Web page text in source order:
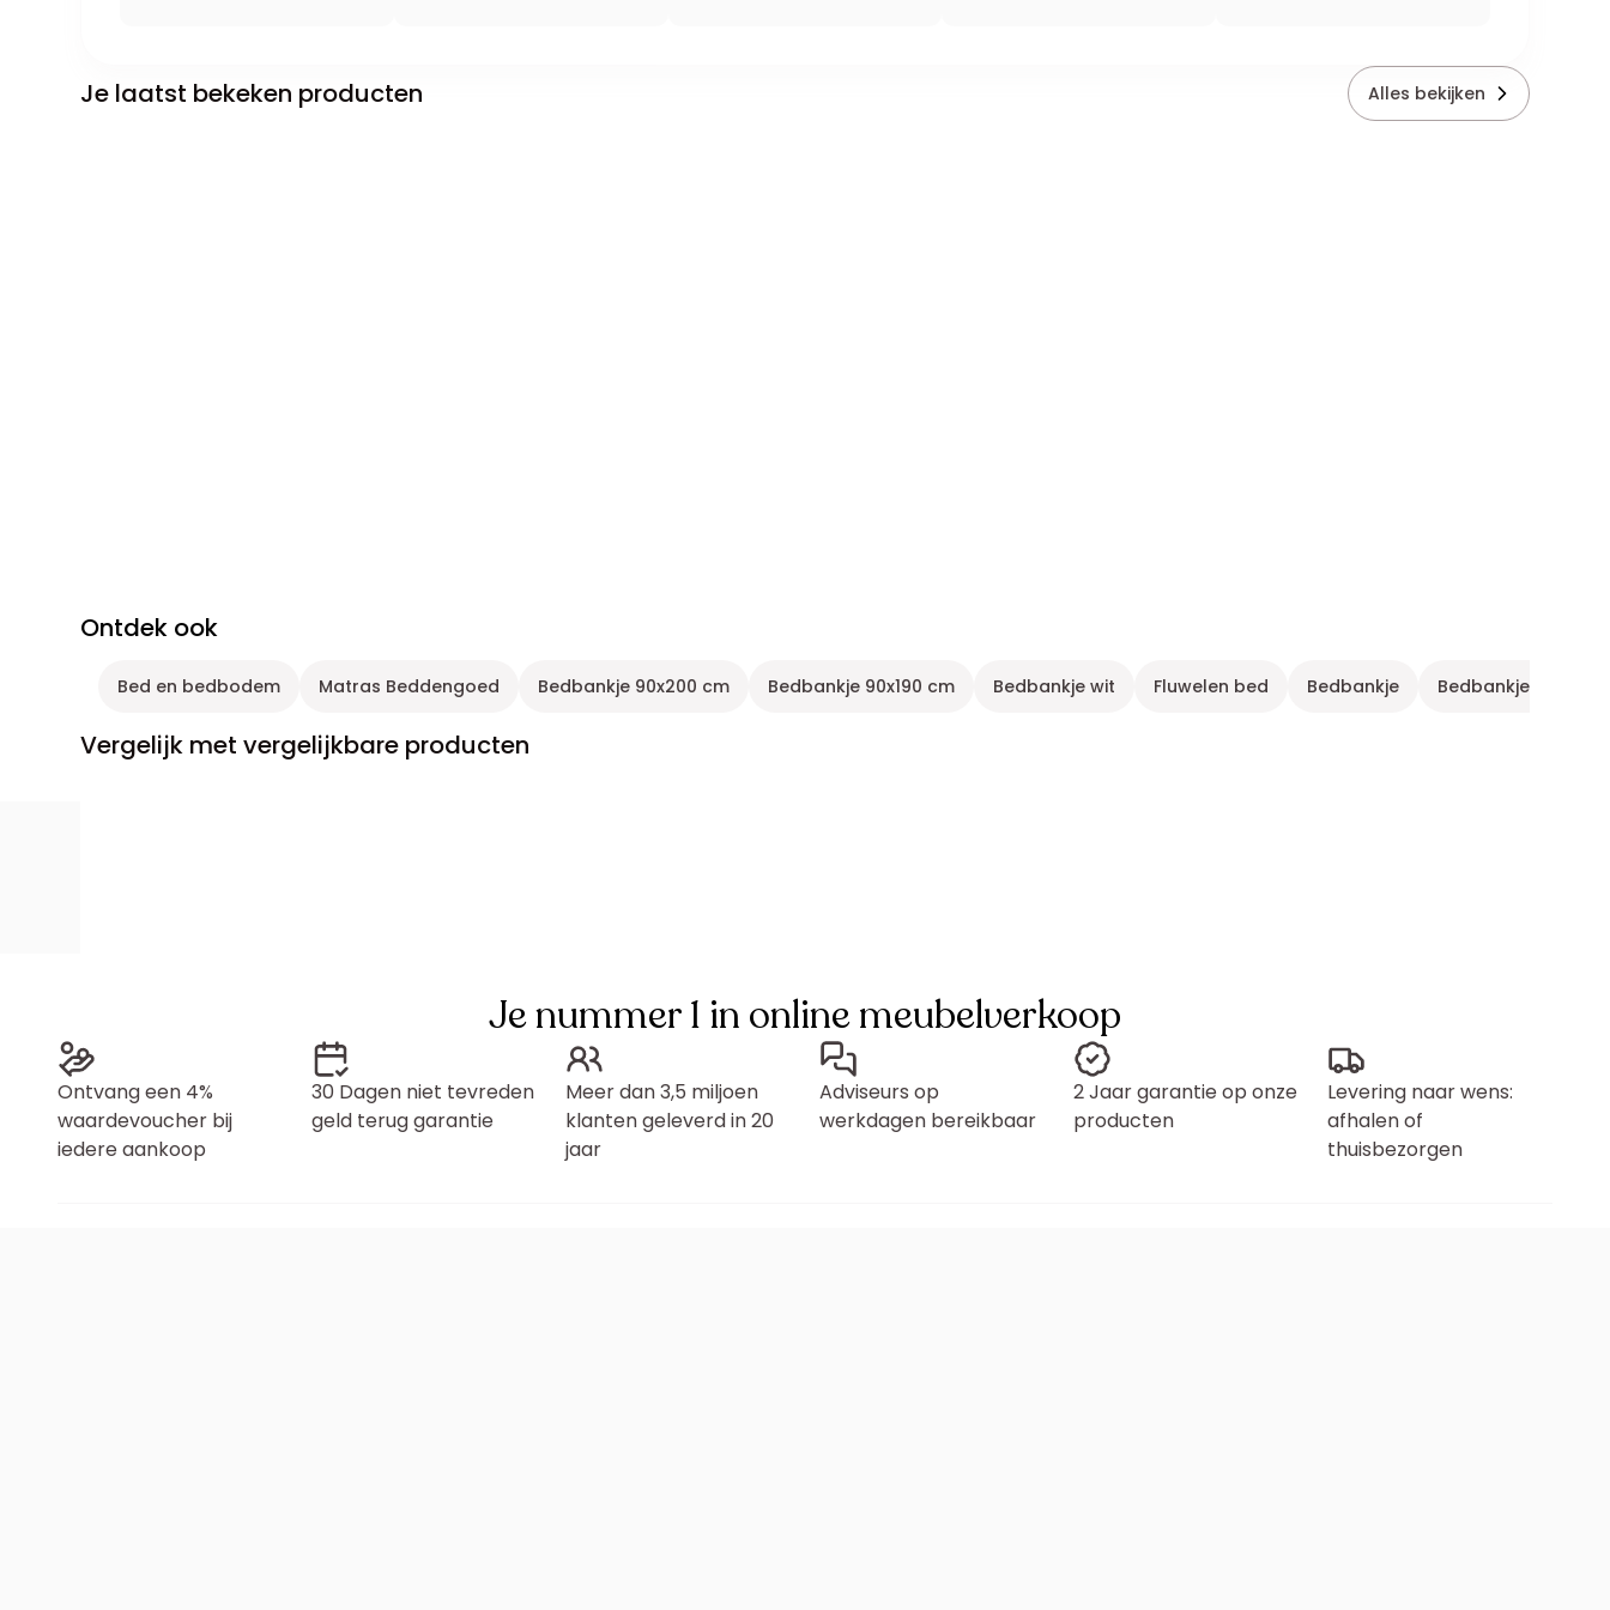
Je laatst bekeken producten Alles bekijken
Ontdek ook
Bed en bedbodem Matras Beddengoed Bedbankje 90x200 cm Bedbankje 90x190 cm Bedbankje wit Fluwelen bed Bedbankje Bedbankje 2
Vergelijk met vergelijkbare producten
Je nummer 1 in online meubelverkoop
Ontvang een 4%
waardevoucher bij
iedere aankoop
30 Dagen niet tevreden
geld terug garantie
Meer dan 3,5 miljoen
klanten geleverd in 20
jaar
Adviseurs op
werkdagen bereikbaar
2 Jaar garantie op onze
producten
Levering naar wens:
afhalen of
thuisbezorgen